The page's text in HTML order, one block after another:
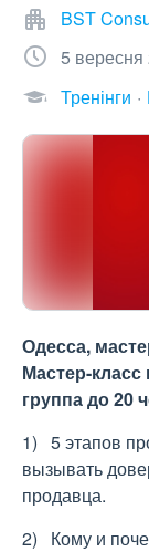
BST
5 вересня
Тренінги
Одесса,
Мастер-класс
группа до 20
1) 5 этапов
вызывать
продавца.
2) Кому и